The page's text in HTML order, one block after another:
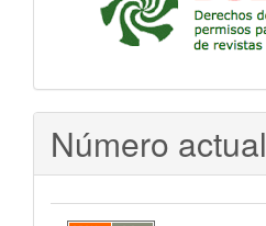
Número actual